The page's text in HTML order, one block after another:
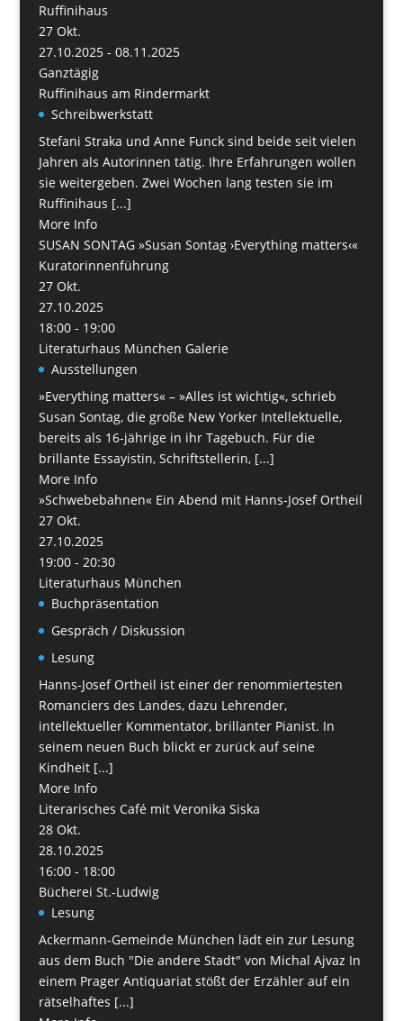
Ruffinihaus
27 Okt.
27.10.2025 - 08.11.2025
Ganztägig
Ruffinihaus am Rindermarkt
Schreibwerkstatt
Stefani Straka und Anne Funck sind beide seit vielen
Jahren als Autorinnen tätig. Ihre Erfahrungen wollen
sie weitergeben. Zwei Wochen lang testen sie im
Ruffinihaus [...]
More Info
SUSAN SONTAG »Susan Sontag ›Everything matters‹«
Kuratorinnenführung
27 Okt.
27.10.2025
18:00 - 19:00
Literaturhaus München Galerie
Ausstellungen
»Everything matters« – »Alles ist wichtig«, schrieb
Susan Sontag, die große New Yorker Intellektuelle,
bereits als 16-jährige in ihr Tagebuch. Für die
brillante Essayistin, Schriftstellerin, [...]
More Info
»Schwebebahnen« Ein Abend mit Hanns-Josef Ortheil
27 Okt.
27.10.2025
19:00 - 20:30
Literaturhaus München
Buchpräsentation
Gespräch / Diskussion
Lesung
Hanns-Josef Ortheil ist einer der renommiertesten
Romanciers des Landes, dazu Lehrender,
intellektueller Kommentator, brillanter Pianist. In
seinem neuen Buch blickt er zurück auf seine
Kindheit [...]
More Info
Literarisches Café mit Veronika Siska
28 Okt.
28.10.2025
16:00 - 18:00
Bücherei St.-Ludwig
Lesung
Ackermann-Gemeinde München lädt ein zur Lesung
aus dem Buch "Die andere Stadt" von Michal Ajvaz In
einem Prager Antiquariat stößt der Erzähler auf ein
rätselhaftes [...]